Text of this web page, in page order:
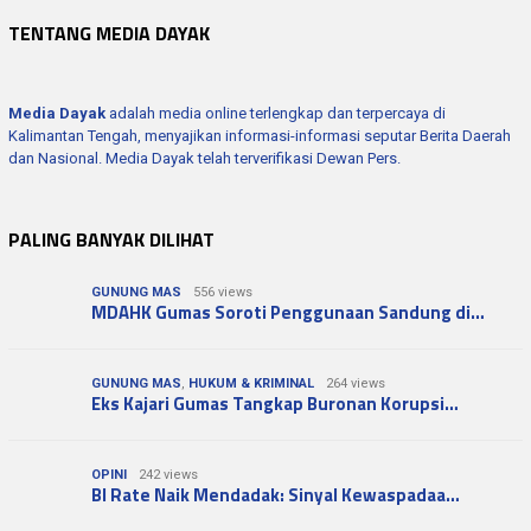
TENTANG MEDIA DAYAK
Media Dayak adalah media online terlengkap dan terpercaya di
Kalimantan Tengah, menyajikan informasi-informasi seputar Berita Daerah
dan Nasional. Media Dayak telah terverifikasi Dewan Pers.
PALING BANYAK DILIHAT
GUNUNG MAS 556 views
MDAHK Gumas Soroti Penggunaan Sandung di…
GUNUNG MAS, HUKUM & KRIMINAL 264 views
Eks Kajari Gumas Tangkap Buronan Korupsi…
OPINI 242 views
BI Rate Naik Mendadak: Sinyal Kewaspadaa…